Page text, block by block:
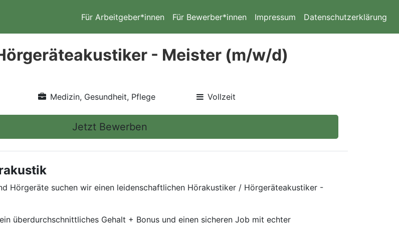
Für Arbeitgeber*innen Für Bewerber*innen Impressum Datenschutzerklärung
- Meister (m/w/d)
Medizin, Gesundheit, Pflege Vollzeit
Jetzt Bewerben
Hörgeräte suchen wir einen leidenschaftlichen Hörakustiker / Hörgeräteakustiker -
überdurchschnittliches Gehalt + Bonus und einen sicheren Job mit echter